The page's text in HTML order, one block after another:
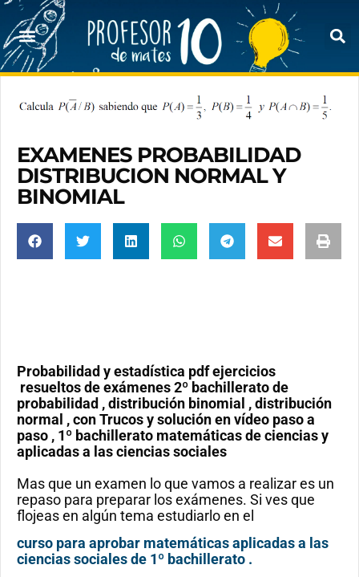
EXAMENES PROBABILIDAD
DISTRIBUCION NORMAL Y
BINOMIAL
Probabilidad y estadística pdf ejercicios
resueltos de exámenes 2º bachillerato de
probabilidad , distribución binomial , distribución
normal , con Trucos y solución en vídeo paso a
paso , 1º bachillerato matemáticas de ciencias y
aplicadas a las ciencias sociales
Mas que un examen lo que vamos a realizar es un
repaso para preparar los exámenes. Si ves que
flojeas en algún tema estudiarlo en el
curso para aprobar matemáticas aplicadas a las
ciencias sociales de 1º bachillerato .